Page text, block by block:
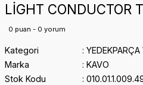
LİGHT CONDUCTOR
0 puan - 0 yorum
Kategori
YEDEKPARÇA
Marka
KAVO
Stok Kodu